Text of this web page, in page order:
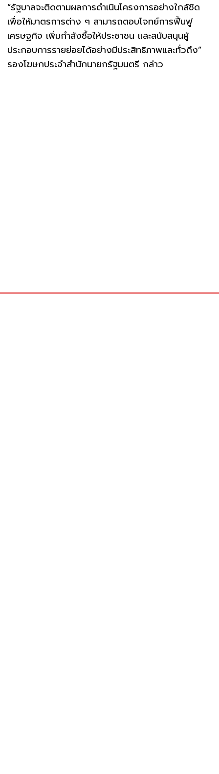
“รัฐบาลจะติดตามผลการดำเนินโครงการอย่างใกล้ชิด
เพื่อให้มาตรการต่าง ๆ สามารถตอบโจทย์การฟื้นฟู
เศรษฐกิจ เพิ่มกำลังซื้อให้ประชาชน และสนับสนุนผู้
ประกอบการรายย่อยได้อย่างมีประสิทธิภาพและทั่วถึง”
รองโฆษกประจำสำนักนายกรัฐมนตรี กล่าว